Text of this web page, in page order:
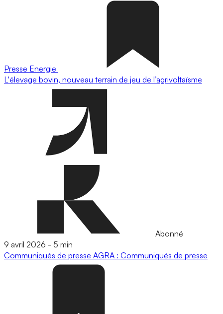
Presse Energie
L'élevage bovin, nouveau terrain de jeu de l’agrivoltaïsme
Abonné
9 avril 2026 - 5 min
Communiqués de presse AGRA : Communiqués de presse